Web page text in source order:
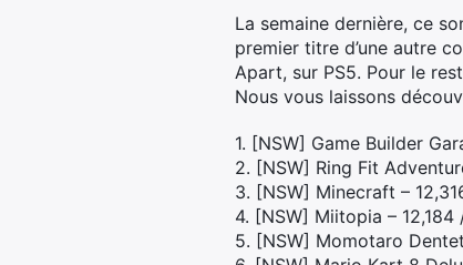
La semaine dernière, ce
premier titre d’une autre
Apart, sur PS5. Pour le
Nous vous laissons
1. [NSW] Game Builder
2. [NSW] Ring Fit
3. [NSW] Minecraft –
4. [NSW] Miitopia – 12,184
5. [NSW] Momotaro